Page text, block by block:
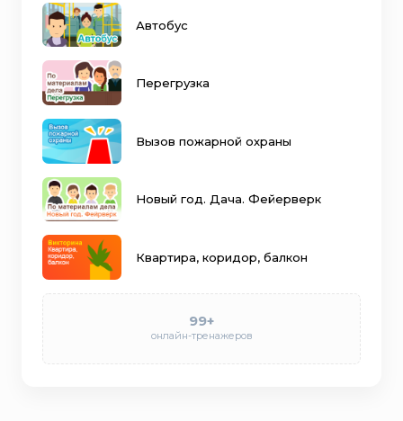
Автобус
Перегрузка
Вызов пожарной охраны
Новый год. Дача. Фейерверк
Квартира, коридор, балкон
99+
онлайн-тренажеров